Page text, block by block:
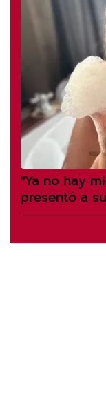
"Ya no hay
presentó a